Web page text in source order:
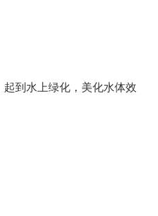
起到水上绿化，美化水体效